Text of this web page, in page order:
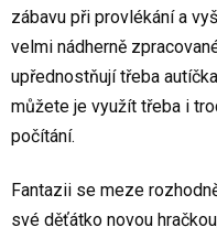
zábavu při provlékání a
velmi nádherně
upřednostňují třeba
můžete je využít třeba i
počítání.
Fantazii se meze
své děťátko novou